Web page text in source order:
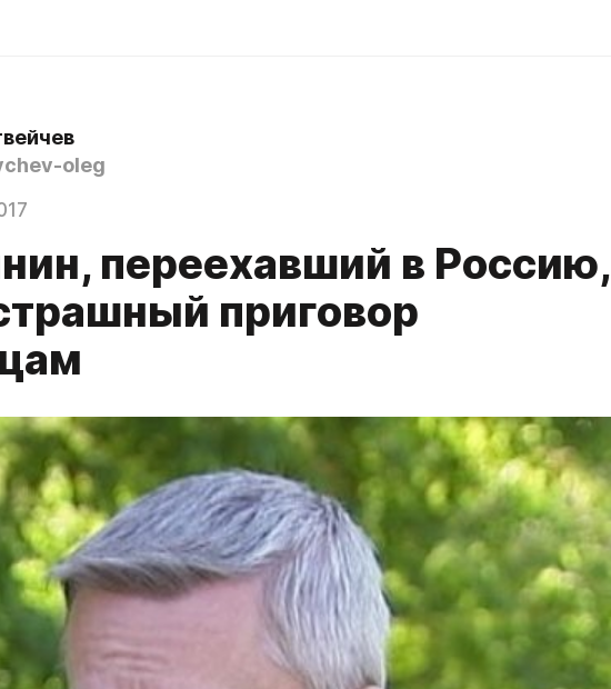
oleg
переехавший в Россию,
приговор